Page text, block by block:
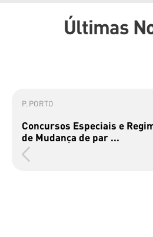
Últimas
P.PORTO
Concursos Especiais e
de Mudança de par ...